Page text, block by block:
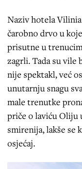
Naziv hotela
čarobno drvo u
prisutne u
zagrli. Tada su vile
nije spektakl, već
unutarnju snagu
male trenutke
priče o laviću Oliju
smirenija, lakše se
osjećaj.